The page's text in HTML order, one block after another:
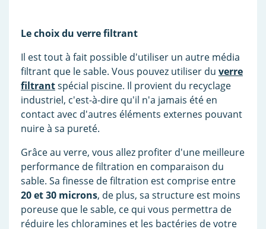
Le choix du verre filtrant
Il est tout à fait possible d'utiliser un autre média
filtrant que le sable. Vous pouvez utiliser du verre
filtrantspécial piscine. Il provient du recyclage
industriel, c'est-à-dire qu'il n'a jamais été en
contact avec d'autres éléments externes pouvant
nuire à sa pureté.
Grâce au verre, vous allez profiter d'une meilleure
performance de filtration en comparaison du
sable. Sa finesse de filtration est comprise entre
20 et 30 microns, de plus, sa structure est moins
poreuse que le sable, ce qui vous permettra de
réduire les chloramines et les bactéries de votre